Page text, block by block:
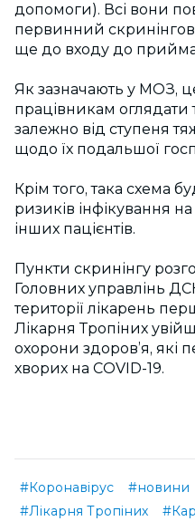
допомоги). Всі вони
первинний
ще до входу до
Як зазначають у МОЗ,
працівникам оглядати
залежно від ступеня
щодо їх подальшої
Крім того, така схема
ризиків інфікування на
інших пацієнтів.
Пункти скринінгу
Головних управлінь
території лікарень
Лікарня Тропіних
охорони здоров’я,
хворих на COVID-19.
#Коронавірус #новини
#Лікарня Тропіних